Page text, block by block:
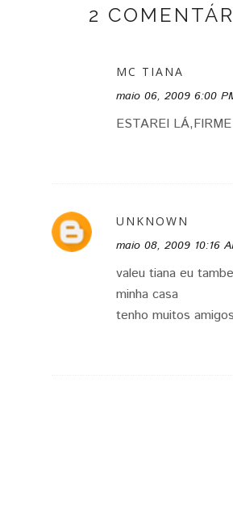
2
MC TIANA
maio 06, 2009 6:00
ESTAREI
UNKNOWN
maio 08, 2009 10:16
valeu tiana eu
minha casa
tenho muitos